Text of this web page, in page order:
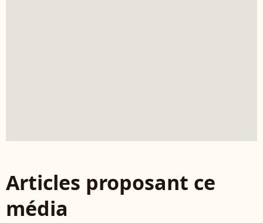
Articles proposant ce
média